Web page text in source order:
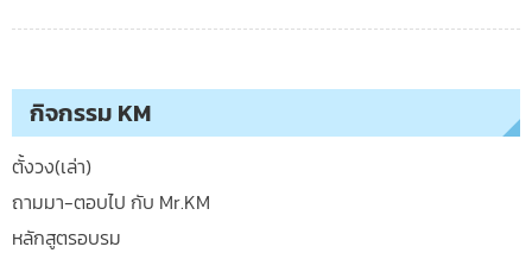
กิจกรรม KM
ตั้งวง(เล่า)
ถามมา-ตอบไป กับ Mr.KM
หลักสูตรอบรม